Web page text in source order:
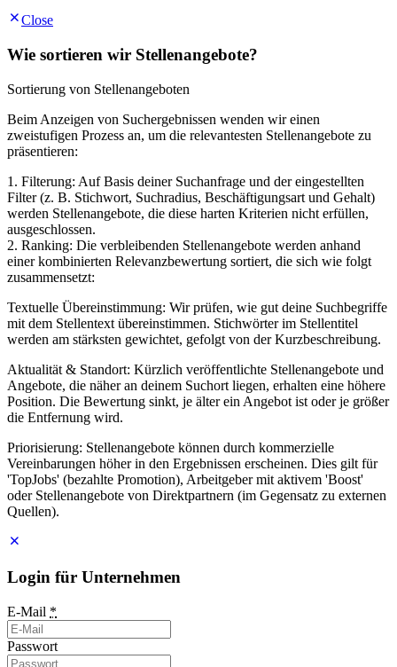
Close
Wie sortieren wir Stellenangebote?
Sortierung von Stellenangeboten
Beim Anzeigen von Suchergebnissen wenden wir einen
zweistufigen Prozess an, um die relevantesten Stellenangebote zu
präsentieren:
1. Filterung: Auf Basis deiner Suchanfrage und der eingestellten
Filter (z. B. Stichwort, Suchradius, Beschäftigungsart und Gehalt)
werden Stellenangebote, die diese harten Kriterien nicht erfüllen,
ausgeschlossen.
2. Ranking: Die verbleibenden Stellenangebote werden anhand
einer kombinierten Relevanzbewertung sortiert, die sich wie folgt
zusammensetzt:
Textuelle Übereinstimmung: Wir prüfen, wie gut deine Suchbegriffe
mit dem Stellentext übereinstimmen. Stichwörter im Stellentitel
werden am stärksten gewichtet, gefolgt von der Kurzbeschreibung.
Aktualität & Standort: Kürzlich veröffentlichte Stellenangebote und
Angebote, die näher an deinem Suchort liegen, erhalten eine höhere
Position. Die Bewertung sinkt, je älter ein Angebot ist oder je größer
die Entfernung wird.
Priorisierung: Stellenangebote können durch kommerzielle
Vereinbarungen höher in den Ergebnissen erscheinen. Dies gilt für
'TopJobs' (bezahlte Promotion), Arbeitgeber mit aktivem 'Boost'
oder Stellenangebote von Direktpartnern (im Gegensatz zu externen
Quellen).
Login für Unternehmen
E-Mail *
Passwort